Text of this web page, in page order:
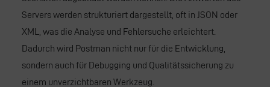
Servers werden strukturiert dargestellt, oft in JSON oder
XML, was die Analyse und Fehlersuche erleichtert.
Dadurch wird Postman nicht nur für die Entwicklung
sondern auch für Debugging und Qualitätssicherung zu
einem unverzichtbaren Werkzeug.